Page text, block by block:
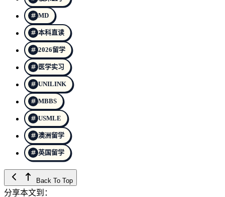
MD
本科直读
2026留学
医学实习
UNILINK
MBBS
USMLE
澳洲留学
英国留学
Back To Top
分享本文到：